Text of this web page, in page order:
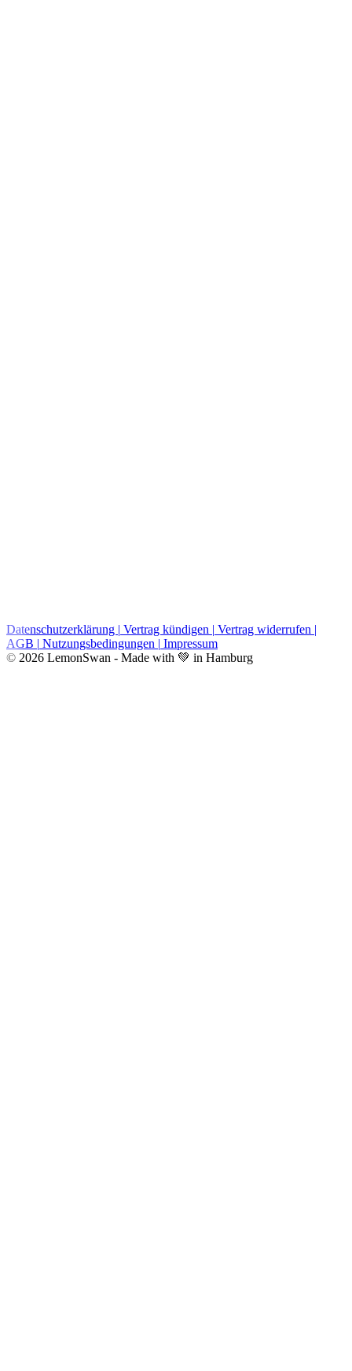
Datenschutzerklärung | Vertrag kündigen | Vertrag widerrufen |
AGB | Nutzungsbedingungen | Impressum
© 2026 LemonSwan - Made with 💚 in Hamburg